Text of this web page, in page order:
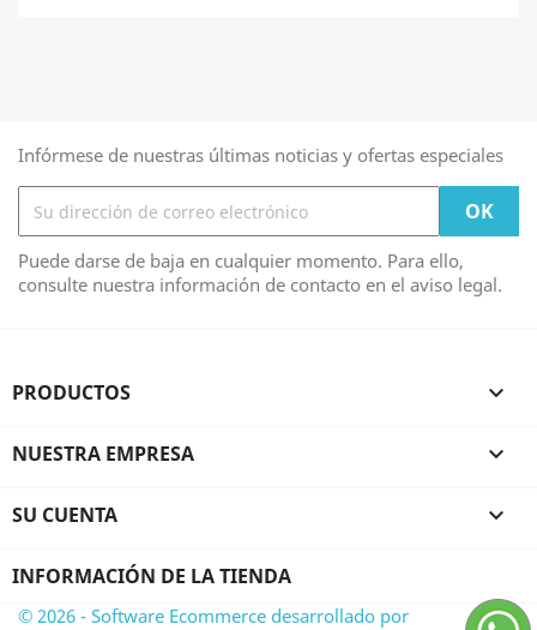
Infórmese de nuestras últimas noticias y ofertas especiales
Puede darse de baja en cualquier momento. Para ello,
consulte nuestra información de contacto en el aviso legal.
PRODUCTOS 
NUESTRA EMPRESA 
SU CUENTA 
INFORMACIÓN DE LA TIENDA
© 2026 - Software Ecommerce desarrollado por